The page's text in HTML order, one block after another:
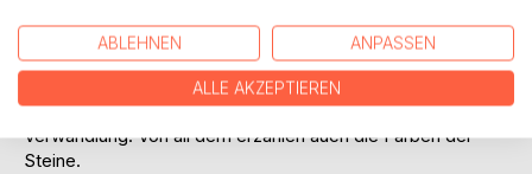
vorwiegend eine weibliche Perspektive eingenommen.
Helma geht vieles durch den Kopf: die Nähe von Paradies
und Inferno, der Wechsel zwischen Anziehung und
Abstoßung, das Zusammenspiel von Kontakt und
Verwandlung. Von all dem erzählen auch die Farben der
Steine.
ABLEHNEN ANPASSEN
ALLE AKZEPTIEREN